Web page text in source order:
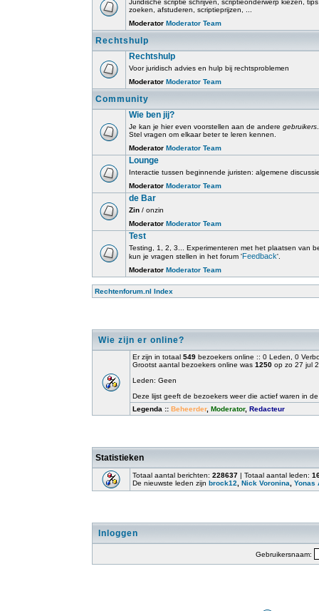
Juridische scriptie schrijven, scriptieonderwerp kiezen,
zoeken, afstuderen, scriptieprijzen, ...
Moderator Moderator Team
Rechtshulp
Rechtshulp
Voor juridisch advies en hulp bij rechtsproblemen
Moderator Moderator Team
Community
Wie ben jij?
Je kan je hier even voorstellen aan de andere gebruikers
Stel vragen om elkaar beter te leren kennen.
Moderator Moderator Team
Lounge
Interactie tussen beginnende juristen: algemene
Moderator Moderator Team
de Bar
Zin / onzin
Moderator Moderator Team
Test
Testing, 1, 2, 3... Experimenteren met het plaatsen van
kun je vragen stellen in het forum 'Feedback'.
Moderator Moderator Team
Rechtenforum.nl Index
Wie zijn er online?
Er zijn in totaal 549 bezoekers online :: 0 Leden, 0
Grootst aantal bezoekers online was 1250 op zo 27 jul
Leden: Geen
Deze lijst geeft de bezoekers weer die actief waren in
Legenda :: Beheerder, Moderator, Redacteur
Statistieken
Totaal aantal berichten: 228637 | Totaal aantal leden:
De nieuwste leden zijn brock12 Nick Voronina Yonas
Inloggen
Gebruikersnaam: